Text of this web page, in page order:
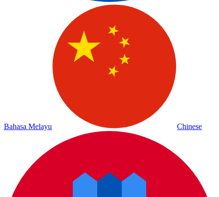
Bahasa Melayu Chinese